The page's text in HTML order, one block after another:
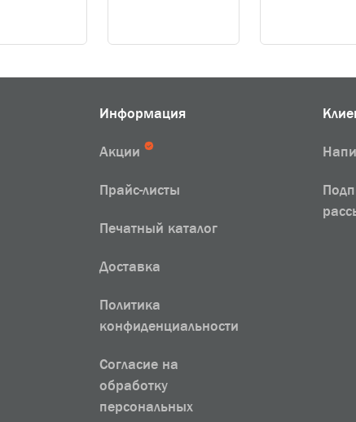
Информация
Акции
Прайс-листы
Печатный каталог
Доставка
Политика
конфиденциальности
Согласие на
обработку
персональных